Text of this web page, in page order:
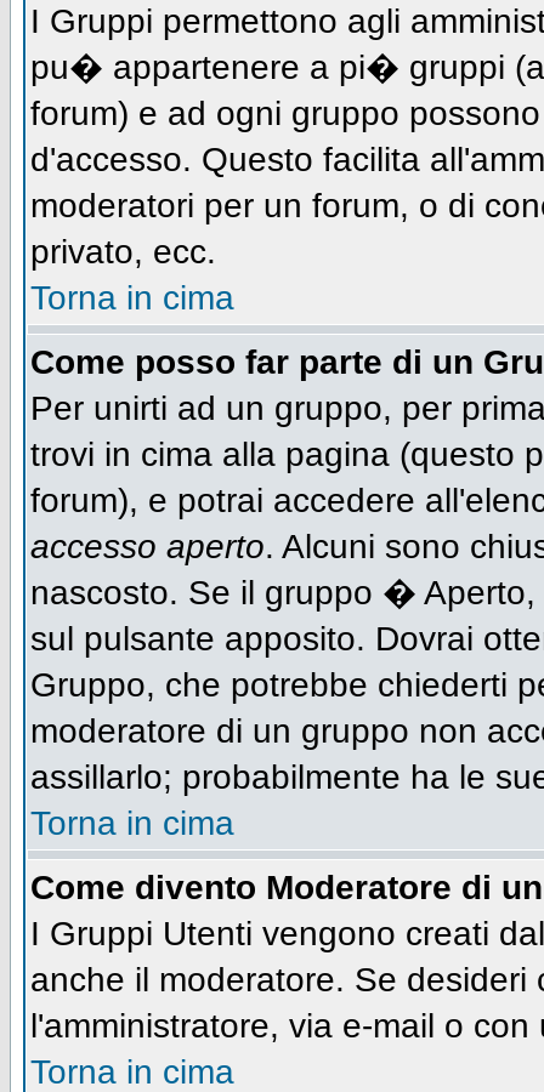
I Gruppi permettono agli
pu� appartenere a pi� gruppi
forum) e ad ogni gruppo
d'accesso. Questo facilita
moderatori per un forum, o di
privato, ecc.
Torna in cima
Come posso far parte di un
Per unirti ad un gruppo, per
trovi in cima alla pagina (questo
forum), e potrai accedere
accesso aperto. Alcuni sono
nascosto. Se il gruppo �
sul pulsante apposito. Dovrai
Gruppo, che potrebbe chiederti
moderatore di un gruppo non
assillarlo; probabilmente ha le
Torna in cima
Come divento Moderatore di
I Gruppi Utenti vengono creati
anche il moderatore. Se
l'amministratore, via e-mail o
Torna in cima